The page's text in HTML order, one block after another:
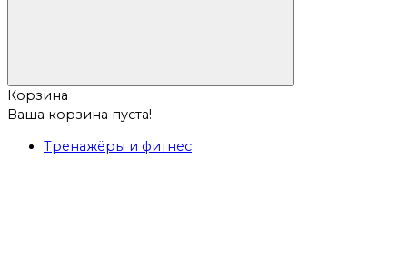
Корзина
Ваша корзина пуста!
Тренажёры и фитнес